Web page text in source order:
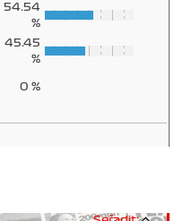
54.54
%
45.45
%
0 %